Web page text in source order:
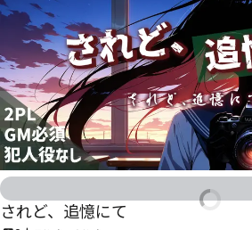
されど、追憶にて